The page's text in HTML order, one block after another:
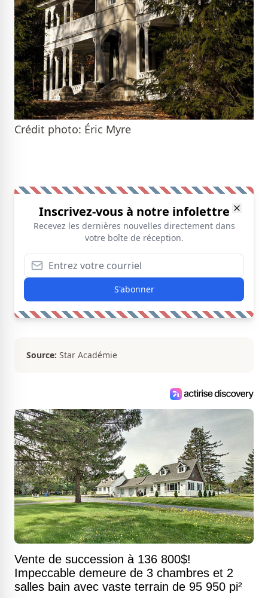
Crédit photo: Éric Myre
Inscrivez-vous à notre infolettre
Recevez les dernières nouvelles directement dans
votre boîte de réception.
S'abonner
Source: Star Académie
Vente de succession à 136 800$!
Impeccable demeure de 3 chambres et 2
salles bain avec vaste terrain de 95 950 pi²